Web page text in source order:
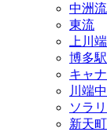
中洲流
東流
上川
博多
キャ
川端
ソラ
新天町